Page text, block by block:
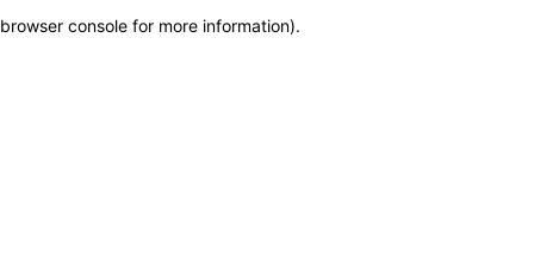
browser console for more information).